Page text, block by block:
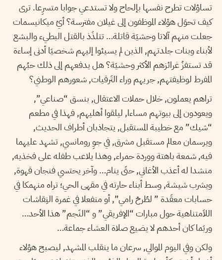
تساؤلات تطرح نفسها بإلحاح ولا تستدعي جوابا متسرِعا. ترى
كيف تحوَل هؤلاء الموظفون إلى غيلان مفترسة؟ أيُ ميكانيسمات
جعلت منهم آلاتا وحشيَة قاتلة… تتلذَذ بالقتل البطيء والبشع
لأبناء وبنات جلدتهم, الذين لم يسيئوا إليهم شخصيَا أدنى إساءة
قد تستفزُ غرائزهم الأكثر وحشيَة؟ هل يدفعهم إلى ذلك حبُهم
المفرط لوظيفتهم, جريهم وراء التَرقيات, شعورهم الوطني؟
تراهم يعملون, خلال حملات الاعتقال, بنسق “صناعي”,
ويعودون إلى بيوتهم مساءا, ليلقوا أهليهم, فهذا في مطعم
“شيك” مع خطيبة المستقبل, يتجاذبان أطراف الحديث,
ويرسمان معالم مستقبل مشرق, في جوِ رومانسي, تشهد عليهما
فيه, شمعة باهتة ووردة حمراء, وهذا يلاعب طفله على فخذيه,
منشدا له أعذب الأغاني, حتَى ينام… وآخر يحتسي فنجان قهوة,
ويشرب شيشة, وسط أبناء حارته في مقهى الحي؛ تراه منهمكا في
حسابات معقَدة ” لطُرحْ رامي”, أو منفعلا في غمرة النِقاشات
اللاَمتناهية حول مبارات “الإفريقي” و “النَجم” هذا الأحد…
وربَما كان أحدهم لا يضيع صلاة العشاء جماعة…
ولكن وفي اليوم الموالي, سرعان ما ينقلب المشهد, ليصبح هؤلاء